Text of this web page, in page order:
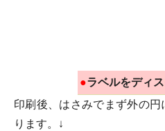
●ラベルをディ
印刷後、はさみでまず外の
ります。↓